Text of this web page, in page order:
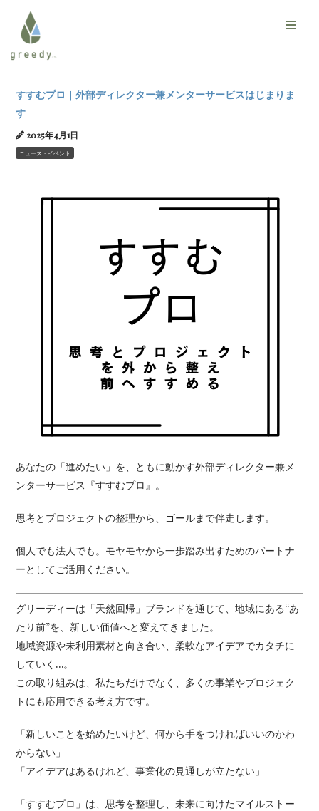
すすむプロ｜外部ディレクター兼メンターサービスはじまりま
す
2025年4月1日
ニュース・イベント
あなたの「進めたい」を、ともに動かす外部ディレクター兼メ
ンターサービス『すすむプロ』。
思考とプロジェクトの整理から、ゴールまで伴走します。
個人でも法人でも。モヤモヤから一歩踏み出すためのパートナ
ーとしてご活用ください。
グリーディーは「天然回帰」ブランドを通じて、地域にある“あ
たり前”を、新しい価値へと変えてきました。
地域資源や未利用素材と向き合い、柔軟なアイデアでカタチに
していく…。
この取り組みは、私たちだけでなく、多くの事業やプロジェク
トにも応用できる考え方です。
「新しいことを始めたいけど、何から手をつければいいのかわ
からない」
「アイデアはあるけれど、事業化の見通しが立たない」
「すすむプロ」は、思考を整理し、未来に向けたマイルストー